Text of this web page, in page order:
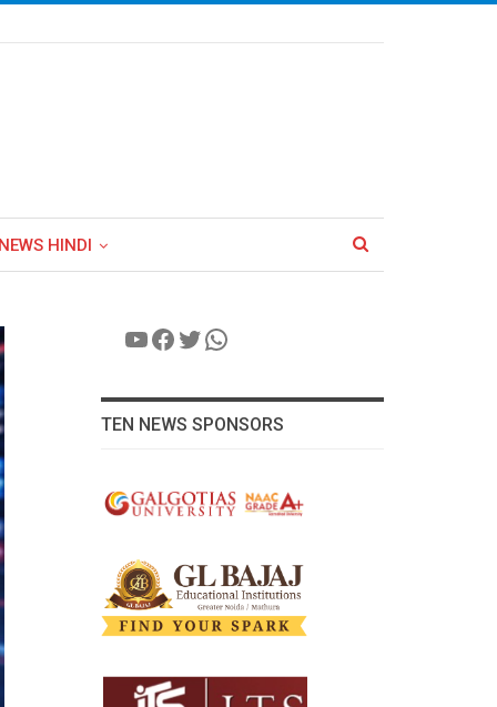
HINDI
YouTube
Facebook
Twitter
WhatsApp
TEN NEWS SPONSORS